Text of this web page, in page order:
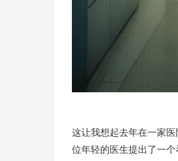
这让我想起去年在一家
位年轻的医生提出了一